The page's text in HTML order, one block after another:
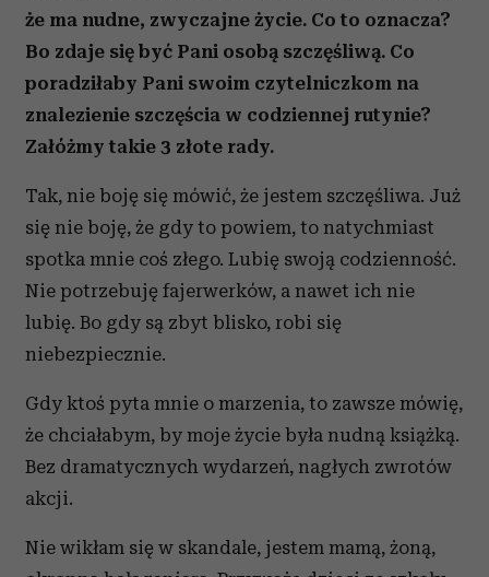
że ma nudne, zwyczajne życie. Co to oznacza?
Bo zdaje się być Pani osobą szczęśliwą. Co
poradziłaby Pani swoim czytelniczkom na
znalezienie szczęścia w codziennej rutynie?
Załóżmy takie 3 złote rady.
Tak, nie boję się mówić, że jestem szczęśliwa. Już
się nie boję, że gdy to powiem, to natychmiast
spotka mnie coś złego. Lubię swoją codzienność.
Nie potrzebuję fajerwerków, a nawet ich nie
lubię. Bo gdy są zbyt blisko, robi się
niebezpiecznie.
Gdy ktoś pyta mnie o marzenia, to zawsze mówię,
że chciałabym, by moje życie była nudną książką.
Bez dramatycznych wydarzeń, nagłych zwrotów
akcji.
Nie wikłam się w skandale, jestem mamą, żoną,